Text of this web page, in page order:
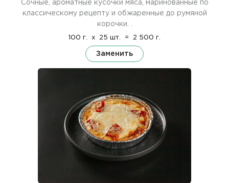
Сочные, ароматные кусочки мяса, маринованные по
классическому рецепту и обжаренные до румяной
корочки. .
100 г. x 25 шт. = 2 500 г.
Заменить